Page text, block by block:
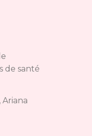
de santé